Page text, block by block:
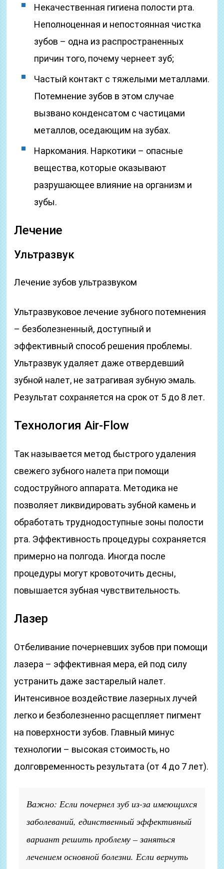
Некачественная гигиена полости рта.
Неполноценная и непостоянная чистка
зубов – одна из распространенных
причин того, почему чернеет зуб;
Частый контакт с тяжелыми металлами.
Потемнение зубов в этом случае
вызвано конденсатом с частицами
металлов, оседающим на зубах.
Наркомания. Наркотики – опасные
вещества, которые оказывают
разрушающее влияние на организм и
зубы.
Лечение
Ультразвук
Лечение зубов ультразвуком
Ультразвуковое лечение зубного потемнения
– безболезненный, доступный и
эффективный способ решения проблемы.
Ультразвук удаляет даже отвердевший
зубной налет, не затрагивая зубную эмаль.
Результат сохраняется на срок от 5 до 8 лет.
Технология Air-Flow
Так называется метод быстрого удаления
свежего зубного налета при помощи
содоструйного аппарата. Методика не
позволяет ликвидировать зубной камень и
обработать труднодоступные зоны полости
рта. Эффективность процедуры сохраняется
примерно на полгода. Иногда после
процедуры могут кровоточить десны,
повышается зубная чувствительность.
Лазер
Отбеливание почерневших зубов при помощи
лазера – эффективная мера, ей под силу
устранить даже застарелый налет.
Интенсивное воздействие лазерных лучей
легко и безболезненно расщепляет пигмент
на поверхности зубов. Главный минус
технологии – высокая стоимость, но
долговременность результата (от 4 до 7 лет).
Важно: Если почернел зуб из-за имеющихся
заболеваний, единственный эффективный
вариант решить проблему – заняться
лечением основной болезни. Если вернуть